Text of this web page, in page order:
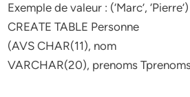
Exemple de valeur : (‘Marc’, ‘Pierre’)
CREATE TABLE Personne
(AVS CHAR(11), nom
VARCHAR(20), prenoms